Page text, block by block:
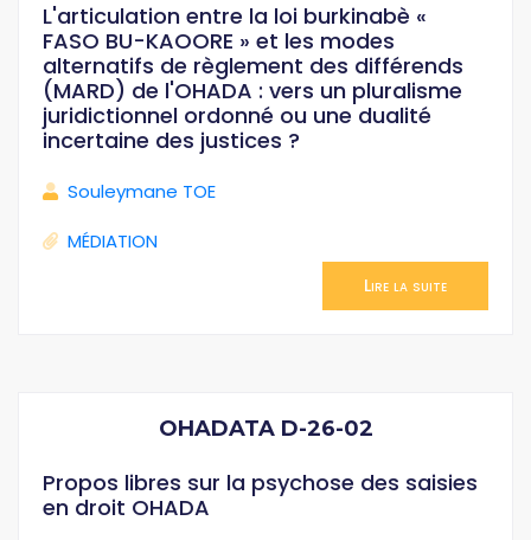
L'articulation entre la loi burkinabè «
FASO BU-KAOORE » et les modes
alternatifs de règlement des différends
(MARD) de l'OHADA : vers un pluralisme
juridictionnel ordonné ou une dualité
incertaine des justices ?
Souleymane TOE
MÉDIATION
Lire la suite
OHADATA D-26-02
Propos libres sur la psychose des saisies
en droit OHADA